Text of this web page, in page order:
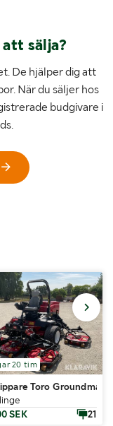
sälja?
De hjälper dig att
När du säljer hos
budgivare i
20 tim
Toro
SEK
21